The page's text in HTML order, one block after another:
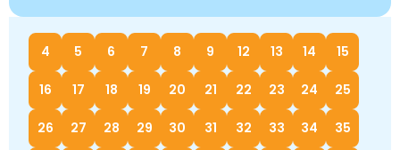
4 5 6 7 8 9 12 13 14 15
16 17 18 19 20 21 22 23 24 25
26 27 28 29 30 31 32 33 34 35